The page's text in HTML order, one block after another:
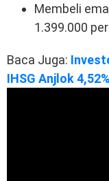
Membeli
1.399.000
Baca Juga:
IHSG Anjlok